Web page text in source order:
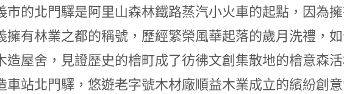
市的北門驛是阿里山森林鐵路蒸汽小火車的起點，因為
擁有林業之都的稱號，歷經繁榮風華起落的歲月洗禮，
造屋舍，見證歷史的檜町成了彷彿文創集散地的檜意森
車站北門驛，悠遊老字號木材廠順益木業成立的繽紛創